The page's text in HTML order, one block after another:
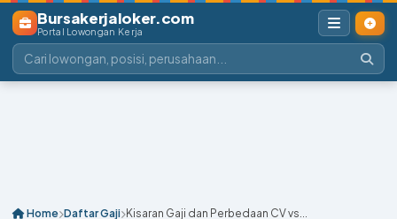
Bursakerjaloker.com
Portal Lowongan Kerja
Home Daftar Gaji Kisaran Gaji dan Perbedaan CV vs...